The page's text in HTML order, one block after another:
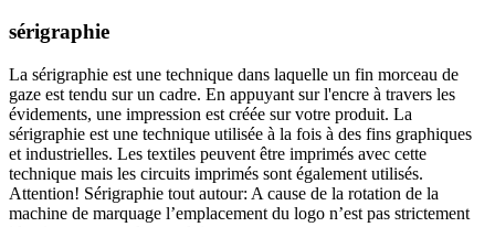
sérigraphie
La sérigraphie est une technique dans laquelle un fin morceau de
gaze est tendu sur un cadre. En appuyant sur l'encre à travers les
évidements, une impression est créée sur votre produit. La
sérigraphie est une technique utilisée à la fois à des fins graphiques
et industrielles. Les textiles peuvent être imprimés avec cette
technique mais les circuits imprimés sont également utilisés.
Attention! Sérigraphie tout autour: A cause de la rotation de la
machine de marquage l’emplacement du logo n’est pas strictement